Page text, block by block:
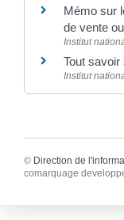
Mémo sur
de vente
Institut
Tout
Institut
© Direction de
comarquage